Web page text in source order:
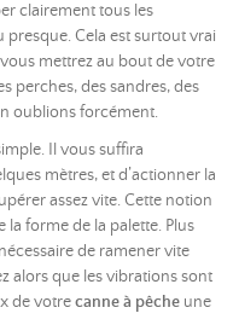
clairement tous les
Cela est surtout vrai
mettrez au bout de votre
perches, des sandres, des
oublions forcément.
Il vous suffira
mètres, et d’actionner la
assez vite. Cette notion
forme de la palette. Plus
de ramener vite
alors que les vibrations sont
de votrecanne à pêche une